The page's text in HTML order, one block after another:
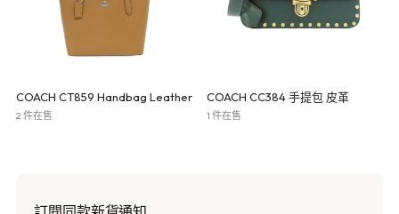
COACH CT859 Handbag Leather
2 件在售
COACH CC384 手提包 皮革
1 件在售